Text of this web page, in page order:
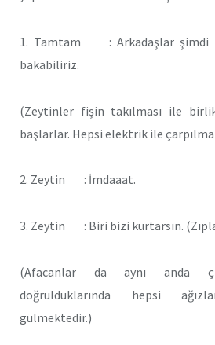
1. Tamtam : Arkadaşlar şimdi
bakabiliriz.
(Zeytinler fişin takılması ile
başlarlar. Hepsi elektrik ile
2. Zeytin : İmdaaat.
3. Zeytin : Biri bizi kurtarsın.
(Afacanlar da aynı anda
doğrulduklarında hepsi
gülmektedir.)